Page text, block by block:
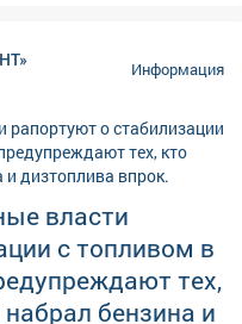
Информация
власти
с топливом в
тех,
бензина и